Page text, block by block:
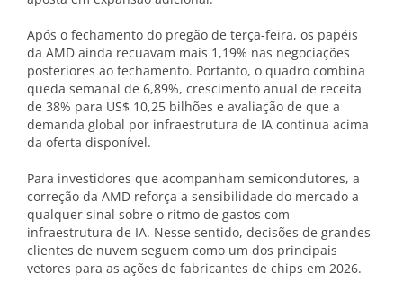
Após o fechamento do pregão de terça-feira, os papéis
da AMD ainda recuavam mais 1,19% nas negociações
posteriores ao fechamento. Portanto, o quadro combina
queda semanal de 6,89%, crescimento anual de receita
de 38% para US$ 10,25 bilhões e avaliação de que a
demanda global por infraestrutura de IA continua acima
da oferta disponível.
Para investidores que acompanham semicondutores, a
correção da AMD reforça a sensibilidade do mercado a
qualquer sinal sobre o ritmo de gastos com
infraestrutura de IA. Nesse sentido, decisões de grandes
clientes de nuvem seguem como um dos principais
vetores para as ações de fabricantes de chips em 2026.